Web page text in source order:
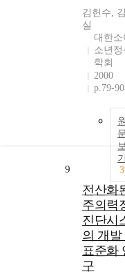
김헌수,
실
대한소
소년
학회
2000
p.79-90
3
9
전산화
주의력
진단시
의 개발
표준화
구